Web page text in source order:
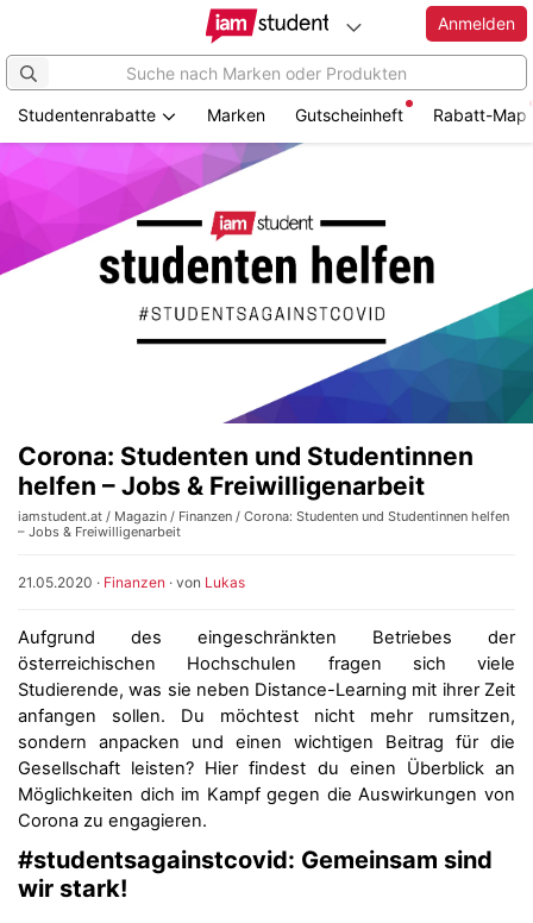
Anmelden
Studentenrabatte Marken Gutscheinheft Rabatt-Map
Corona: Studenten und Studentinnen
helfen – Jobs & Freiwilligenarbeit
iamstudent.at / Magazin / Finanzen / Corona: Studenten und Studentinnen helfen
– Jobs & Freiwilligenarbeit
21.05.2020 · Finanzen · von Lukas
Aufgrund des eingeschränkten Betriebes der
österreichischen Hochschulen fragen sich viele
Studierende, was sie neben Distance-Learning mit ihrer Zeit
anfangen sollen. Du möchtest nicht mehr rumsitzen,
sondern anpacken und einen wichtigen Beitrag für die
Gesellschaft leisten? Hier findest du einen Überblick an
Möglichkeiten dich im Kampf gegen die Auswirkungen von
Corona zu engagieren.
#studentsagainstcovid: Gemeinsam sind
wir stark!